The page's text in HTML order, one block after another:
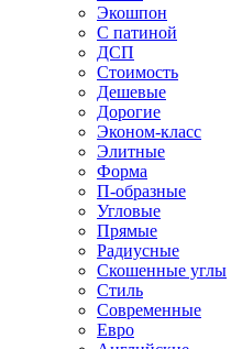
Экошпон
С патиной
ДСП
Стоимость
Дешевые
Дорогие
Эконом-класс
Элитные
Форма
П-образные
Угловые
Прямые
Радиусные
Скошенные углы
Стиль
Современные
Евро